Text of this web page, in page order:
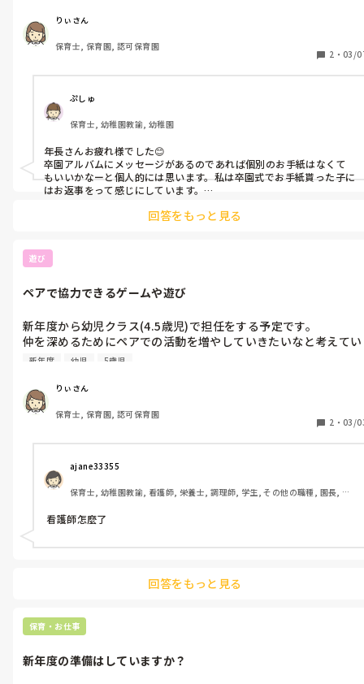
卒園式でクラスの子一人ひとりにお手紙など書いて渡されていま
すか？
りぃさん
保育士, 保育園, 認可保育園
2 ・ 03/
ぷしゅ
保育士, 幼稚園教諭, 幼稚園
年長さんお疲れ様でした😊
卒園アルバムにメッセージがあるのであれば個別のお手紙はなくて
もいいかなーと個人的には思います。私は卒園式でお手紙貰った子に
はお返事をって感じにしています。
回答をもっと見る
遊び
ペアで協力できるゲームや遊び
新年度から幼児クラス(4.5歳児)で担任をする予定です。
仲を深めるためにペアでの活動を増やしていきたいなと考えてい
ます。
新年度 幼児 5歳児
りぃさん
保育士, 保育園, 認可保育園
2 ・ 03/
ajane33355
保育士, 幼稚園教諭, 看護師, 栄養士, 調理師, 学生, その他の職種, 園長, 管
看護師怎麼了
回答をもっと見る
保育・お仕事
新年度の準備はしていますか？